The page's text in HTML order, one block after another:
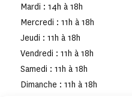
Mardi : 14h à 18h
Mercredi : 11h à 18h
Jeudi : 11h à 18h
Vendredi : 11h à 18h
Samedi : 11h à 18h
Dimanche : 11h à 18h